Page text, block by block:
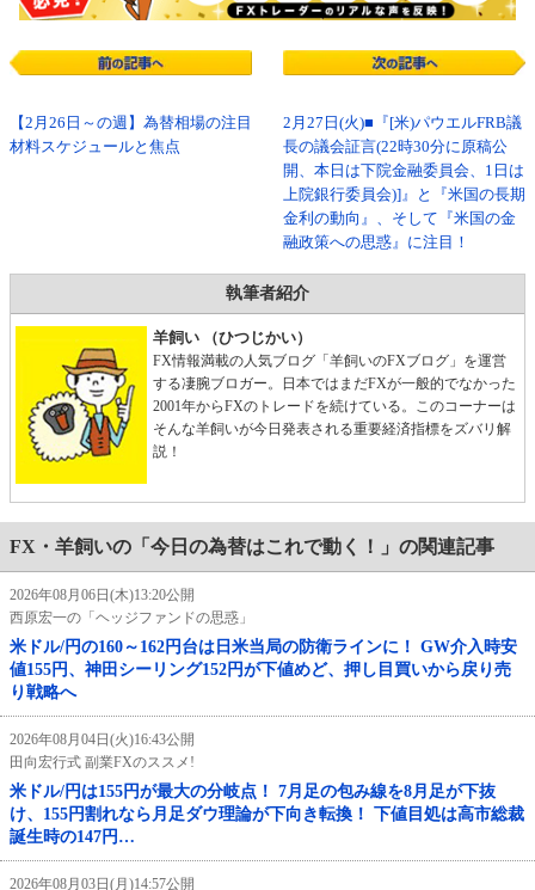
【2月26日～の週】為替相場の注目
材料スケジュールと焦点
2月27日(火)■『[米)パウエルFRB議
長の議会証言(22時30分に原稿公
開、本日は下院金融委員会、1日は
上院銀行委員会)]』と『米国の長期
金利の動向』、そして『米国の金
融政策への思惑』に注目！
執筆者紹介
羊飼い （ひつじかい）
FX情報満載の人気ブログ「羊飼いのFXブログ」を運営
する凄腕ブロガー。日本ではまだFXが一般的でなかった
2001年からFXのトレードを続けている。このコーナーは
そんな羊飼いが今日発表される重要経済指標をズバリ解
説！
FX・羊飼いの「今日の為替はこれで動く！」の関連記事
2026年08月06日(木)13:20公開
西原宏一の「ヘッジファンドの思惑」
米ドル/円の160～162円台は日米当局の防衛ラインに！ GW介入時安
値155円、神田シーリング152円が下値めど、押し目買いから戻り売
り戦略へ
2026年08月04日(火)16:43公開
田向宏行式 副業FXのススメ!
米ドル/円は155円が最大の分岐点！ 7月足の包み線を8月足が下抜
け、155円割れなら月足ダウ理論が下向き転換！ 下値目処は高市総裁
誕生時の147円…
2026年08月03日(月)14:57公開